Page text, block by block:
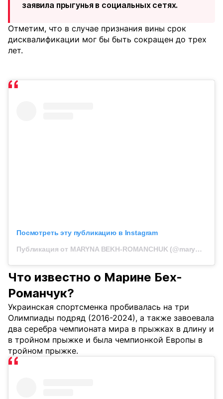
заявила прыгунья в социальных сетях.
Отметим, что в случае признания вины срок
дисквалификации мог бы быть сокращен до трех
лет.
Посмотреть эту публикацию в Instagram
Публикация от MARYNA BEKH-ROMANCHUK (@marynabekh)
Что известно о Марине Бех-
Романчук?
Украинская спортсменка пробивалась на три
Олимпиады подряд (2016-2024), а также завоевала
два серебра чемпионата мира в прыжках в длину и
в тройном прыжке и была чемпионкой Европы в
тройном прыжке.